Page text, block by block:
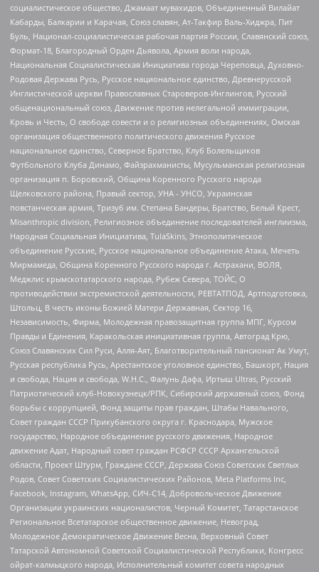
социалистическое общество, Джамаат мувахидов, Объединенный Вилайат
Кабарды, Балкарии и Карачая, Союз славян, Ат-Такфир Валь-Хиджра, Пит
Буль, Национал-социалистическая рабочая партия России, Славянский союз,
Формат-18, Благородный Орден Дьявола, Армия воли народа,
Национальная Социалистическая Инициатива города Череповца, Духовно-
Родовая Держава Русь, Русское национальное единство, Древнерусской
Инглистической церкви Православных Староверов-Инглингов, Русский
общенациональный союз, Движение против нелегальной иммиграции,
Кровь и Честь, О свободе совести и о религиозных объединениях, Омская
организация общественного политического движения Русское
национальное единство, Северное Братство, Клуб Болельщиков
Футбольного Клуба Динамо, Файзрахманисты, Мусульманская религиозная
организация п. Боровский, Община Коренного Русского народа
Щелковского района, Правый сектор, УНА - УНСО, Украинская
повстанческая армия, Тризуб им. Степана Бандеры, Братство, Белый Крест,
Misanthropic division, Религиозное объединение последователей инглиизма,
Народная Социальная Инициатива, TulaSkins, Этнополитическое
объединение Русские, Русское национальное объединение Атака, Мечеть
Мирмамеда, Община Коренного Русского народа г. Астрахани, ВОЛЯ,
Меджлис крымскотатарского народа, Рубеж Севера, ТОЙС, О
противодействии экстремистской деятельности, РЕВТАТПОД, Артподготовка,
Штольц, В честь иконы Божией Матери Державная, Сектор 16,
Независимость, Фирма, Молодежная правозащитная группа МПГ, Курсом
Правды и Единения, Каракольская инициативная группа, Автоград Крю,
Союз Славянских Сил Руси, Алля-Аят, Благотворительный пансионат Ак Умут,
Русская республика Русь, Арестантское уголовное единство, Башкорт, Нация
и свобода, Нация и свобода, W.H.С., Фалунь Дафа, Иртыш Ultras, Русский
Патриотический клуб-Новокузнецк/РПК, Сибирский державный союз, Фонд
борьбы с коррупцией, Фонд защиты прав граждан, Штабы Навального,
Совет граждан СССР Прикубанского округа г. Краснодара, Мужское
государство, Народное объединение русского движения, Народное
движение Адат, Народный совет граждан РСФСР СССР Архангельской
области, Проект Штурм, Граждане СССР, Держава Союз Советских Светлых
Родов, Совет Советских Социалистических Районов, Meta Platforms Inc,
Facebook, Instagram, WhatsApp, СИЧ-С14, Добровольческое Движение
Организации украинских националистов, Черный Комитет, Татарстанское
Региональное Всетатарское общественное движение, Невоград,
Молодежное Демократическое Движение Весна, Верховный Совет
Татарской Автономной Советской Социалистической Республики, Конгресс
ойрат-калмыцкого народа, Исполнительный комитет совета народных